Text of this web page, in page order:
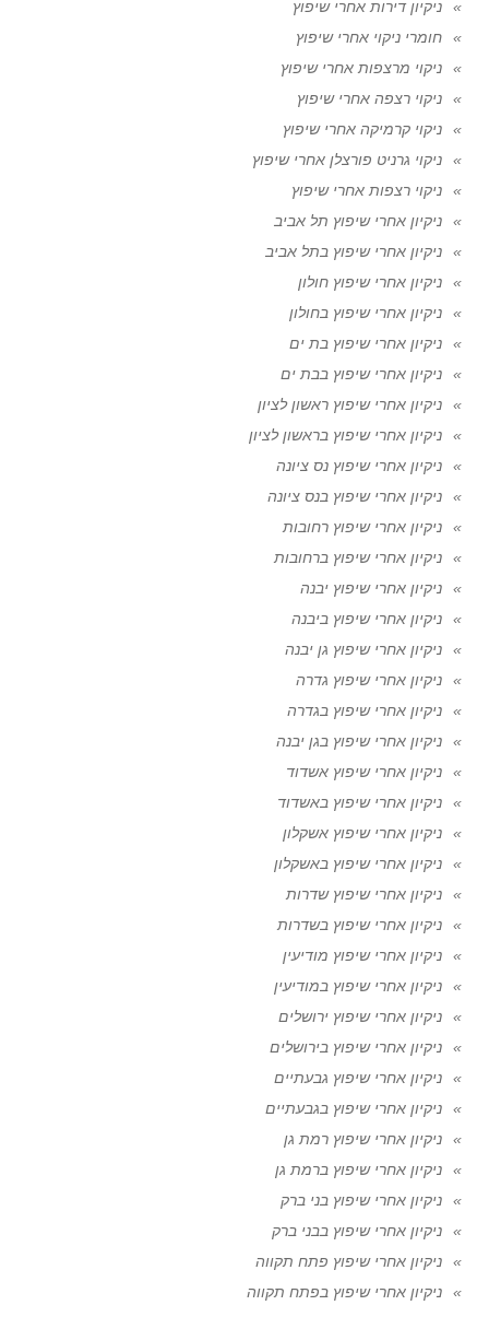
ניקיון דירות אחרי שיפוץ
חומרי ניקוי אחרי שיפוץ
ניקוי מרצפות אחרי שיפוץ
ניקוי רצפה אחרי שיפוץ
ניקוי קרמיקה אחרי שיפוץ
ניקוי גרניט פורצלן אחרי שיפוץ
ניקוי רצפות אחרי שיפוץ
ניקיון אחרי שיפוץ תל אביב
ניקיון אחרי שיפוץ בתל אביב
ניקיון אחרי שיפוץ חולון
ניקיון אחרי שיפוץ בחולון
ניקיון אחרי שיפוץ בת ים
ניקיון אחרי שיפוץ בבת ים
ניקיון אחרי שיפוץ ראשון לציון
ניקיון אחרי שיפוץ בראשון לציון
ניקיון אחרי שיפוץ נס ציונה
ניקיון אחרי שיפוץ בנס ציונה
ניקיון אחרי שיפוץ רחובות
ניקיון אחרי שיפוץ ברחובות
ניקיון אחרי שיפוץ יבנה
ניקיון אחרי שיפוץ ביבנה
ניקיון אחרי שיפוץ גן יבנה
ניקיון אחרי שיפוץ גדרה
ניקיון אחרי שיפוץ בגדרה
ניקיון אחרי שיפוץ בגן יבנה
ניקיון אחרי שיפוץ אשדוד
ניקיון אחרי שיפוץ באשדוד
ניקיון אחרי שיפוץ אשקלון
ניקיון אחרי שיפוץ באשקלון
ניקיון אחרי שיפוץ שדרות
ניקיון אחרי שיפוץ בשדרות
ניקיון אחרי שיפוץ מודיעין
ניקיון אחרי שיפוץ במודיעין
ניקיון אחרי שיפוץ ירושלים
ניקיון אחרי שיפוץ בירושלים
ניקיון אחרי שיפוץ גבעתיים
ניקיון אחרי שיפוץ בגבעתיים
ניקיון אחרי שיפוץ רמת גן
ניקיון אחרי שיפוץ ברמת גן
ניקיון אחרי שיפוץ בני ברק
ניקיון אחרי שיפוץ בבני ברק
ניקיון אחרי שיפוץ פתח תקווה
ניקיון אחרי שיפוץ בפתח תקווה